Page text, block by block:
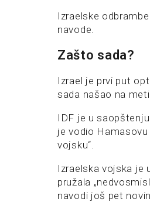
Izraelske
navode.
Zašto sada?
Izrael je prvi put
sada našao na meti.
IDF je u
je vodio Hamasovu
vojsku“.
Izraelska vojska je
pružala
navodi još pet